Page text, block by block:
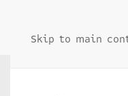
Skip to main